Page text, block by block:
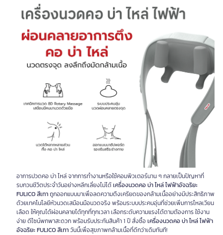
อาการปวดคอ บ่า ไหล่ จากการทำงานหรือใช้คอมพิวเตอร์นาน ๆ กลายเป็นปัญหาที่
รบกวนชีวิตประจำวันอย่างหลีกเลี่ยงไม่ได้เครื่องนวดคอ บ่า ไหล่ ไฟฟ้าอัจฉริยะ
FULICO สีเทาถูกออกแบบมาเพื่อลดความตึงเครียดของกล้ามเนื้ออย่างมีประสิทธิภาพ
ด้วยเทคโนโลยีหัวนวดเสมือนมือนวดจริง พร้อมระบบประคบอุ่นที่ช่วยเพิ่มการไหลเวียน
เลือด ให้คุณได้ผ่อนคลายได้ทุกที่ทุกเวลา เลือกระดับความแรงได้ตามต้องการ ใช้งาน
ง่าย ดีไซน์พกพาสะดวก พร้อมรับประกันสินค้า 1 ปี สั่งซื้อเครื่องนวดคอ บ่า ไหล่ ไฟฟ้า
อัจฉริยะ FULICO สีเทาวันนี้เพื่อสุขภาพกล้ามเนื้อที่ดีกว่าเดิมทันที!